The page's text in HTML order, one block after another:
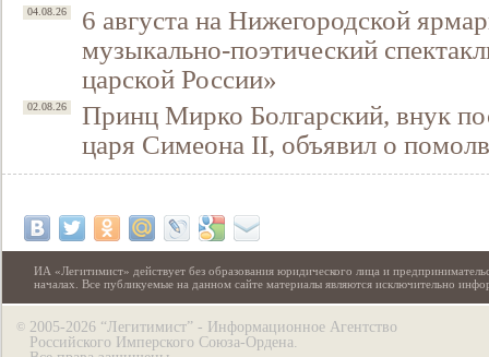
04.08.26
6 августа на Нижегородской
музыкально-поэтический
царской России»
02.08.26
Принц Мирко Болгарский, внук
царя Симеона II, объявил о
ИА «Легитимист» действует без образования юридического лица и
началах. Все публикуемые на данном сайте материалы являются исключительно
© 2005-2026 “Легитимист” - Информационное Агентство
Российского Имперского Союза-Ордена.